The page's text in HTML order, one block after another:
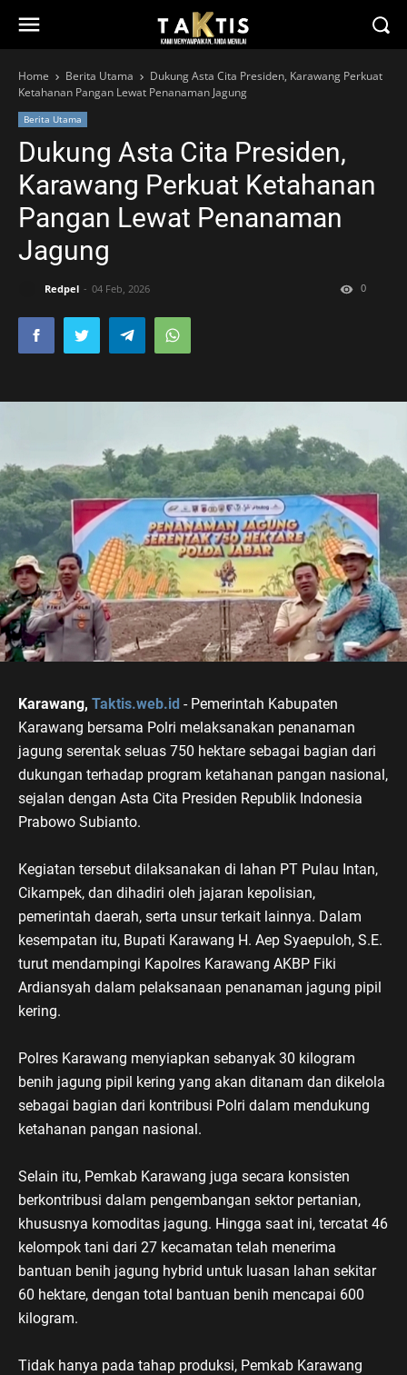
Home Berita Utama
Dukung Asta Cita Presiden, Karawang Perkuat
Ketahanan Pangan Lewat Penanaman Jagung
Berita Utama
Dukung Asta Cita Presiden,
Karawang Perkuat Ketahanan
Pangan Lewat Penanaman
Jagung
Redpel 04 Feb, 2026 0
Karawang, Taktis.web.id - Pemerintah Kabupaten
Karawang bersama Polri melaksanakan penanaman
jagung serentak seluas 750 hektare sebagai bagian dari
dukungan terhadap program ketahanan pangan nasional,
sejalan dengan Asta Cita Presiden Republik Indonesia
Prabowo Subianto.
Kegiatan tersebut dilaksanakan di lahan PT Pulau Intan,
Cikampek, dan dihadiri oleh jajaran kepolisian,
pemerintah daerah, serta unsur terkait lainnya. Dalam
kesempatan itu, Bupati Karawang H. Aep Syaepuloh, S.E.
turut mendampingi Kapolres Karawang AKBP Fiki
Ardiansyah dalam pelaksanaan penanaman jagung pipil
kering.
Polres Karawang menyiapkan sebanyak 30 kilogram
benih jagung pipil kering yang akan ditanam dan dikelola
sebagai bagian dari kontribusi Polri dalam mendukung
ketahanan pangan nasional.
Selain itu, Pemkab Karawang juga secara konsisten
berkontribusi dalam pengembangan sektor pertanian,
khususnya komoditas jagung. Hingga saat ini, tercatat 46
kelompok tani dari 27 kecamatan telah menerima
bantuan benih jagung hybrid untuk luasan lahan sekitar
60 hektare, dengan total bantuan benih mencapai 600
kilogram.
Tidak hanya pada tahap produksi, Pemkab Karawang